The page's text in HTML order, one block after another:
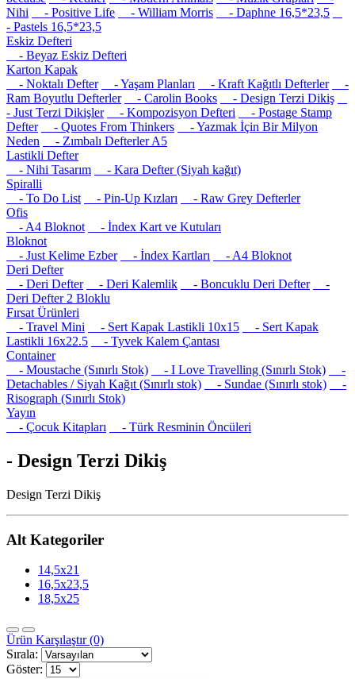
Nihi
- Positive Life - William Morris
- Daphne 16,5*23,5
- Pastels 16,5*23,5
Eskiz Defteri
- Beyaz Eskiz Defteri
Karton Kapak
- Noktalı Defter
- Yaşam Planları - Kraft Kağıtlı Defterler
-
Ram Boyutlu Defterler
- Carolin Books
- Design Terzi Dikiş
- Just Terzi Dikişler
- Kompozisyon Defteri
- Postage Stamp
Defter
- Quotes From Thinkers
- Yazmak İçin Bir Milyon
Neden
- Zımbalı Defterler A5
Lastikli Defter
- Nihi Tasarım
- Kara Defter (Siyah kağıt)
Spiralli
- To Do List
- Pin-Up Kızları
- Raw Grey Defterler
Ofis
- A4 Bloknot
- İndex Kart ve Kutuları
Bloknot
- Just Kelime Ezber
- İndex Kartları
- A4 Bloknot
Deri Defter
- Deri Defter
- Deri Kalemlik - Boncuklu Deri Defter
-
Deri Defter 2 Bloklu
Fırsat Ürünleri
- Travel Mini
- Sert Kapak Lastikli 10x15
- Sert Kapak
Lastikli 16x22.5
- Tyvek Kalem Çantası
Container
- Moustache (Sınırlı Stok)
- I Love Travelling (Sınırlı Stok)
-
Detachables / Siyah Kağıt (Sınırlı stok)
- Sundae (Sınırlı stok)
-
Risograph (Sınırlı Stok)
Yayın
- Çocuk Kitapları
- Türk Resminin Öncüleri
- Design Terzi Dikiş
Design Terzi Dikiş
Alt Kategoriler
14,5x21
16,5x23,5
18,5x25
Ürün Karşılaştır (0)
Sırala:
Göster: